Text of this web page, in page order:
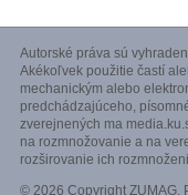
Autorské práva sú
Akékoľvek použitie častí
mechanickým alebo
predchádzajúceho,
zverejnených ma
na rozmnožovanie a na
rozširovanie ich
© 2026 Copyright ZUMAG.